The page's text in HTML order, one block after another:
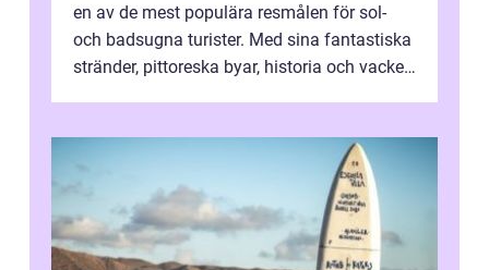
en av de mest populära resmålen för sol-
och badsugna turister. Med sina fantastiska
stränder, pittoreska byar, historia och vacker